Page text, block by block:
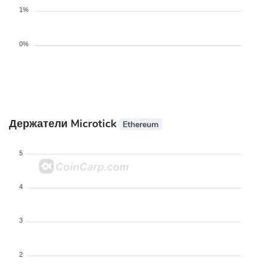
1%
0%
Держатели Microtick Ethereum
5
4
3
2